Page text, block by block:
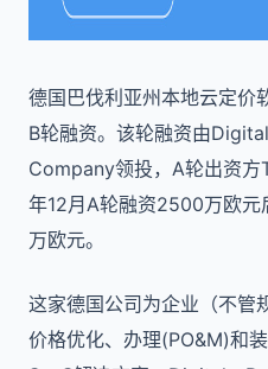
德国巴伐利亚州本地云定
B轮融资。该轮融资由
Company领投，A轮出资
年12月A轮融资2500万欧
万欧元。
这家德国公司为企业（不管
价格优化、办理(PO&M)和